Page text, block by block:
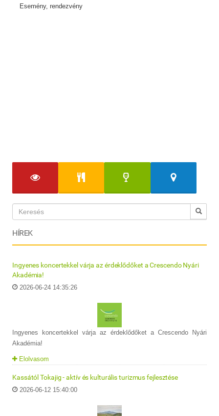
Esemény, rendezvény
HÍREK
Ingyenes koncertekkel várja az érdeklődőket a Crescendo Nyári
Akadémia!
2026-06-24 14:35:26
Ingyenes koncertekkel várja az érdeklődőket a Crescendo Nyári
Akadémia!
Elolvasom
Kassától Tokajig - aktív és kulturális turizmus fejlesztése
2026-06-12 15:40:00